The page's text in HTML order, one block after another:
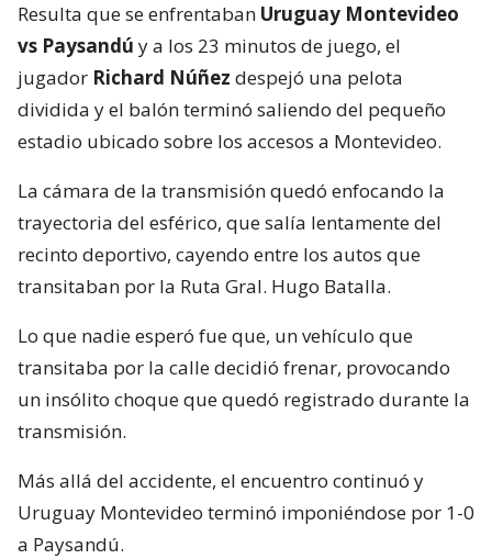
Resulta que se enfrentaban Uruguay Montevideo
vs Paysandú y a los 23 minutos de juego, el
jugador Richard Núñez despejó una pelota
dividida y el balón terminó saliendo del pequeño
estadio ubicado sobre los accesos a Montevideo.
La cámara de la transmisión quedó enfocando la
trayectoria del esférico, que salía lentamente del
recinto deportivo, cayendo entre los autos que
transitaban por la Ruta Gral. Hugo Batalla.
Lo que nadie esperó fue que, un vehículo que
transitaba por la calle decidió frenar, provocando
un insólito choque que quedó registrado durante la
transmisión.
Más allá del accidente, el encuentro continuó y
Uruguay Montevideo terminó imponiéndose por 1-0
a Paysandú.